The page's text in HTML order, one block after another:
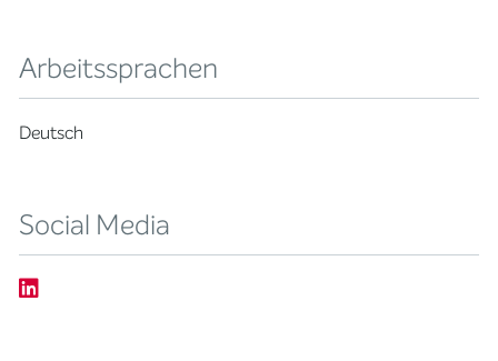
Arbeitssprachen
Deutsch
Social Media